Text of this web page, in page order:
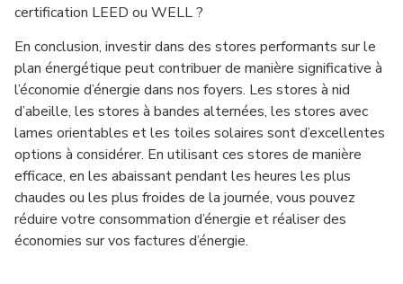
certification LEED ou WELL ?
En conclusion, investir dans des stores performants sur le
plan énergétique peut contribuer de manière significative à
l’économie d’énergie dans nos foyers. Les stores à nid
d’abeille, les stores à bandes alternées, les stores avec
lames orientables et les toiles solaires sont d’excellentes
options à considérer. En utilisant ces stores de manière
efficace, en les abaissant pendant les heures les plus
chaudes ou les plus froides de la journée, vous pouvez
réduire votre consommation d’énergie et réaliser des
économies sur vos factures d’énergie.